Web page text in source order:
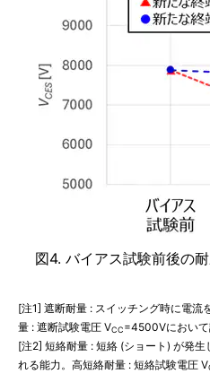
図4. バイアス試験前後の
[注1] 遮断耐量 : スイッチング時に電流
量 : 遮断試験電圧 VCC=4500Vにおいて
[注2] 短絡耐量 : 短絡 (ショート) が発
れる能力。高短絡耐量 : 短絡試験電圧 V